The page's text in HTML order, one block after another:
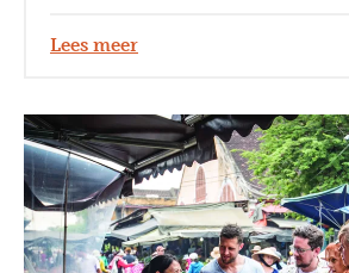
Lees meer